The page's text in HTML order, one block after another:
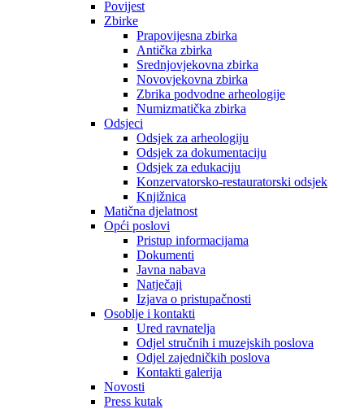
Povijest
Zbirke
Prapovijesna zbirka
Antička zbirka
Srednjovjekovna zbirka
Novovjekovna zbirka
Zbrika podvodne arheologije
Numizmatička zbirka
Odsjeci
Odsjek za arheologiju
Odsjek za dokumentaciju
Odsjek za edukaciju
Konzervatorsko-restauratorski odsjek
Knjižnica
Matična djelatnost
Opći poslovi
Pristup informacijama
Dokumenti
Javna nabava
Natječaji
Izjava o pristupačnosti
Osoblje i kontakti
Ured ravnatelja
Odjel stručnih i muzejskih poslova
Odjel zajedničkih poslova
Kontakti galerija
Novosti
Press kutak